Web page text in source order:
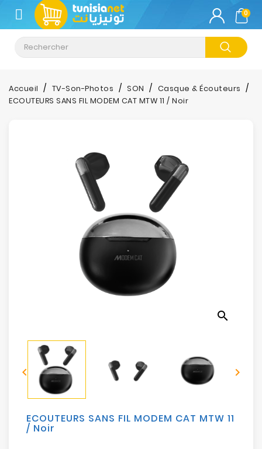
CATÉGORIE
Climatisation
Informatique
Electroménager
Sécurité
Mobilités
0
Accueil TV-Son-Photos SON
Casque & Écouteurs
ECOUTEURS SANS FIL MODEM CAT MTW 11 / Noir
search
 
ECOUTEURS SANS FIL MODEM CAT MTW 11
/ Noir